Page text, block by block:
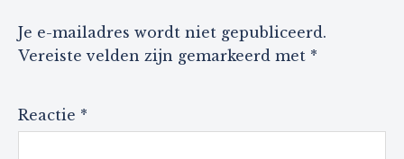
Je e-mailadres wordt niet gepubliceerd.
Vereiste velden zijn gemarkeerd met *
Reactie *